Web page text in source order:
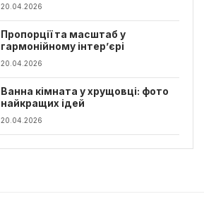
20.04.2026
Пропорції та масштаб у
гармонійному інтер’єрі
20.04.2026
Ванна кімната у хрущовці: фото
найкращих ідей
20.04.2026